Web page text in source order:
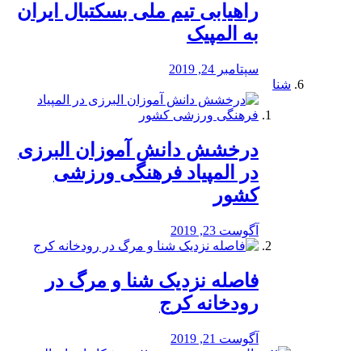
راهیابی تیم ملی بسکتبال ایران
به المپیک
سپتامبر 24, 2019
شنا
درخشش دانش آموزان البرزی
در المپیاد فرهنگی ورزشی
کشور
آگوست 23, 2019
️فاصله نزدیک شنا و مرگ در
رودخانه کرج
آگوست 21, 2019